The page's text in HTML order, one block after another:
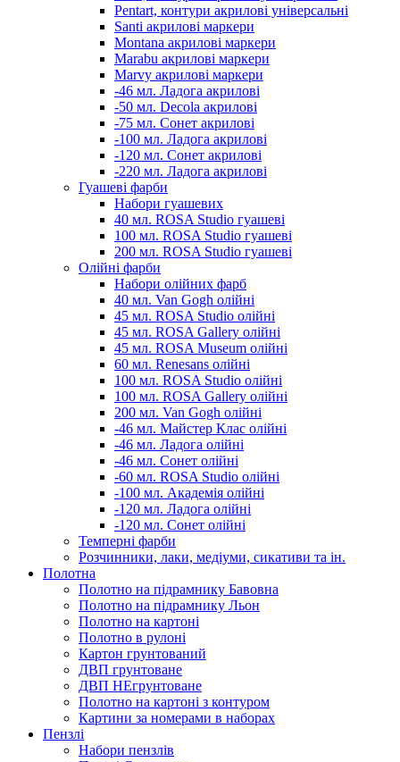
Pentart, контури акрилові універсальні
Santi акрилові маркери
Montana акрилові маркери
Marabu акрилові маркери
Marvy акрилові маркери
-46 мл. Ладога акрилові
-50 мл. Decola акрилові
-75 мл. Сонет акрилові
-100 мл. Ладога акрилові
-120 мл. Сонет акрилові
-220 мл. Ладога акрилові
Гуашеві фарби
Набори гуашевих
40 мл. ROSA Studio гуашеві
100 мл. ROSA Studio гуашеві
200 мл. ROSA Studio гуашеві
Олійні фарби
Набори олійних фарб
40 мл. Van Gogh олійні
45 мл. ROSA Studio олійні
45 мл. ROSA Gallery олійні
45 мл. ROSA Museum олійні
60 мл. Renesans олійні
100 мл. ROSA Studio олійні
100 мл. ROSA Gallery олійні
200 мл. Van Gogh олійні
-46 мл. Майстер Клас олійні
-46 мл. Ладога олійні
-46 мл. Сонет олійні
-60 мл. ROSA Studio олійні
-100 мл. Академія олійні
-120 мл. Ладога олійні
-120 мл. Сонет олійні
Темперні фарби
Розчинники, лаки, медіуми, сикативи та ін.
Полотна
Полотно на підрамнику Бавовна
Полотно на підрамнику Льон
Полотно на картоні
Полотно в рулоні
Картон грунтований
ДВП грунтоване
ДВП НЕгрунтоване
Полотно на картоні з контуром
Картини за номерами в наборах
Пензлі
Набори пензлів